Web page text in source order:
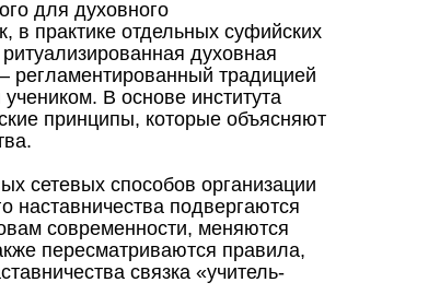
для духовного
в практике отдельных суфийских
духовная
регламентированный традицией
В основе института
принципы, которые объясняют
сетевых способов организации
наставничества подвергаются
современности, меняются
пересматриваются правила,
связка «учитель-